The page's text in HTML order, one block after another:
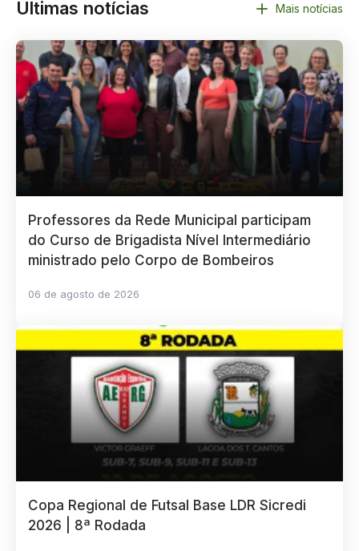
Últimas notícias Mais notícias
Professores da Rede Municipal participam
do Curso de Brigadista Nível Intermediário
ministrado pelo Corpo de Bombeiros
06 de agosto de 2026
Copa Regional de Futsal Base LDR Sicredi
2026 | 8ª Rodada